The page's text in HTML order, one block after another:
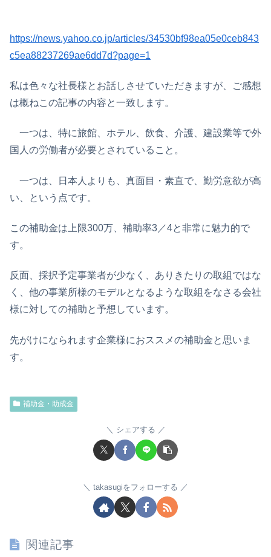
https://news.yahoo.co.jp/articles/34530bf98ea05e0ceb843
c5ea88237269ae6dd7d?page=1
私は色々な社長様とお話しさせていただきますが、ご感想
は概ねこの記事の内容と一致します。
一つは、特に旅館、ホテル、飲食、介護、建設業等で外
国人の労働者が必要とされていること。
一つは、日本人よりも、真面目・素直で、勤労意欲が高
い、という点です。
この補助金は上限300万、補助率3／4と非常に魅力的で
す。
反面、採択予定事業者が少なく、ありきたりの取組ではな
く、他の事業所様のモデルとなるような取組をなさる会社
様に対しての補助と予想しています。
先がけになられます企業様におススメの補助金と思いま
す。
補助金・助成金
シェアする
takasugiをフォローする
関連記事